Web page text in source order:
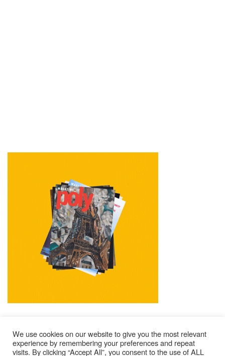
We use cookies on our website to give you the most relevant
experience by remembering your preferences and repeat
visits. By clicking “Accept All”, you consent to the use of ALL